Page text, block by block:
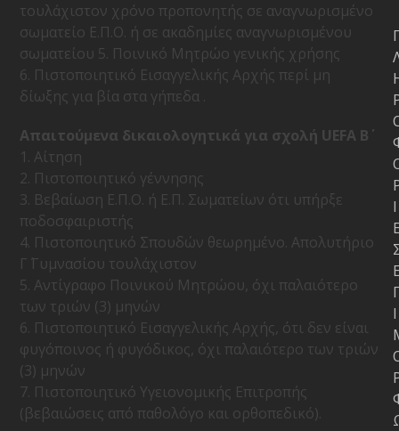
τουλάχιστον χρόνο προπονητής σε αναγνωρισμένο
σωματείο Ε.Π.Ο. ή σε ακαδημίες αναγνωρισμένου
σωματείου 5. Ποινικό Μητρώο γενικής χρήσης
6. Πιστοποιητικό Εισαγγελικής Αρχής περί μη
δίωξης για βία στα γήπεδα .
Aπαιτούμενα δικαιολογητικά για σχολή UEFA B΄
1. Αίτηση
2. Πιστοποιητικό γέννησης
3. Βεβαίωση Ε.Π.Ο. ή Ε.Π. Σωματείων ότι υπήρξε
ποδοσφαιριστής
4. Πιστοποιητικό Σπουδών θεωρημένο. Απολυτήριο
Γ΄ Γυμνασίου τουλάχιστον
5. Αντίγραφο Ποινικού Μητρώου, όχι παλαιότερο
των τριών (3) μηνών
6. Πιστοποιητικό Εισαγγελικής Αρχής, ότι δεν είναι
φυγόποινος ή φυγόδικος, όχι παλαιότερο των τριών
(3) μηνών
7. Πιστοποιητικό Υγειονομικής Επιτροπής
(βεβαιώσεις από παθολόγο και ορθοπεδικό).
Ι
Ι